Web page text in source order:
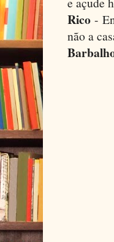
Rico -
não a